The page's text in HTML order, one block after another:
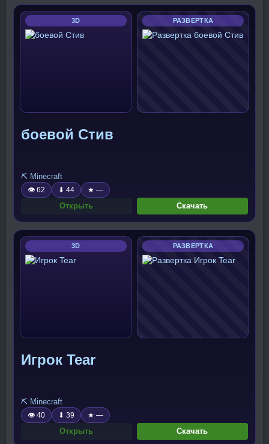
3D РАЗВЕРТКА
боевой Стив
⛏️ Minecraft
👁 62 ⬇ 44 ★ —
Открыть Скачать
3D РАЗВЕРТКА
Игрок Tear
⛏️ Minecraft
👁 40 ⬇ 39 ★ —
Открыть Скачать